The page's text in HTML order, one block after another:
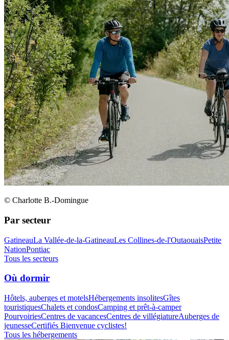
© Charlotte B.-Domingue
Par secteur
GatineauLa Vallée-de-la-GatineauLes Collines-de-l'OutaouaisPetite
NationPontiac
Tous les secteurs
Où dormir
Hôtels, auberges et motelsHébergements insolitesGîtes
touristiquesChalets et condosCamping et prêt-à-camper
PourvoiriesCentres de vacancesCentres de villégiatureAuberges de
jeunesseCertifiés Bienvenue cyclistes!
Tous les hébergements